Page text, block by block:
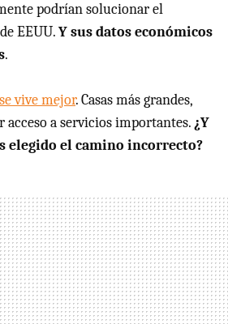
podrían solucionar el
EEUU.Y sus datos económicos
.
vive mejor. Casas más grandes,
acceso a servicios importantes.¿Y
elegido el camino incorrecto?